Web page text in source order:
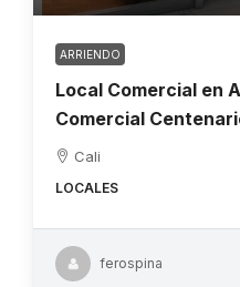
ARRIENDO
Local Comercial en
Comercial
Cali
LOCALES
ferospina